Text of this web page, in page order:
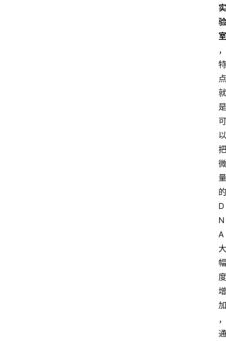
实
验
室
，
特
点
就
是
可
以
把
微
量
的
D
N
A
大
幅
度
增
加
，
通